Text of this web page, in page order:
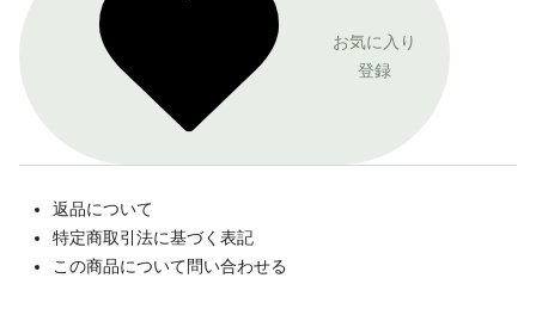
お気に入り
登録
返品について
特定商取引法に基づく表記
この商品について問い合わせる